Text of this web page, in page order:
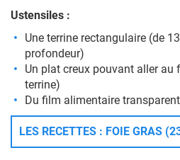
Ustensiles :
Une terrine rectangulaire (de
profondeur)
Un plat creux pouvant aller au
terrine)
Du film alimentaire transparent
LES RECETTES : FOIE GRAS